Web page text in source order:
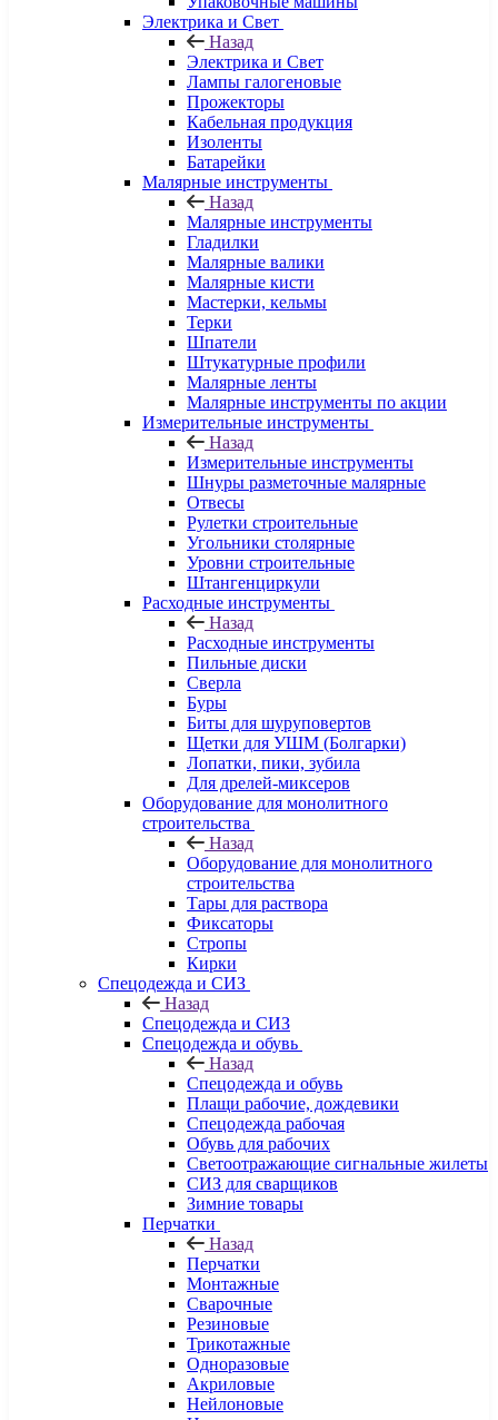
Электрика и Свет
Назад
Электрика и Свет
Лампы галогеновые
Прожекторы
Кабельная продукция
Изоленты
Батарейки
Малярные инструменты
Назад
Малярные инструменты
Гладилки
Малярные валики
Малярные кисти
Мастерки, кельмы
Терки
Шпатели
Штукатурные профили
Малярные ленты
Малярные инструменты по акции
Измерительные инструменты
Назад
Измерительные инструменты
Шнуры разметочные малярные
Отвесы
Рулетки строительные
Угольники столярные
Уровни строительные
Штангенциркули
Расходные инструменты
Назад
Расходные инструменты
Пильные диски
Сверла
Буры
Биты для шуруповертов
Щетки для УШМ (Болгарки)
Лопатки, пики, зубила
Для дрелей-миксеров
Оборудование для монолитного
строительства
Назад
Оборудование для монолитного
строительства
Тары для раствора
Фиксаторы
Стропы
Кирки
Спецодежда и СИЗ
Назад
Спецодежда и СИЗ
Спецодежда и обувь
Назад
Спецодежда и обувь
Плащи рабочие, дождевики
Спецодежда рабочая
Обувь для рабочих
Светоотражающие сигнальные жилеты
СИЗ для сварщиков
Зимние товары
Перчатки
Назад
Перчатки
Монтажные
Сварочные
Резиновые
Трикотажные
Одноразовые
Акриловые
Нейлоновые